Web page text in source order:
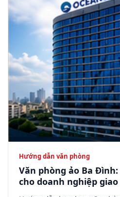
Hướng dẫn văn phòng
Văn phòng ảo Ba
cho doanh nghiệp
tâm Hà Nội